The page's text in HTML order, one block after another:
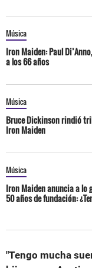
Música
Iron Maiden: Paul
a los 66 años
Música
Bruce Dickinson rindió
Iron Maiden
Música
Iron Maiden anuncia a lo
50 años de fundación:
"Tengo mucha